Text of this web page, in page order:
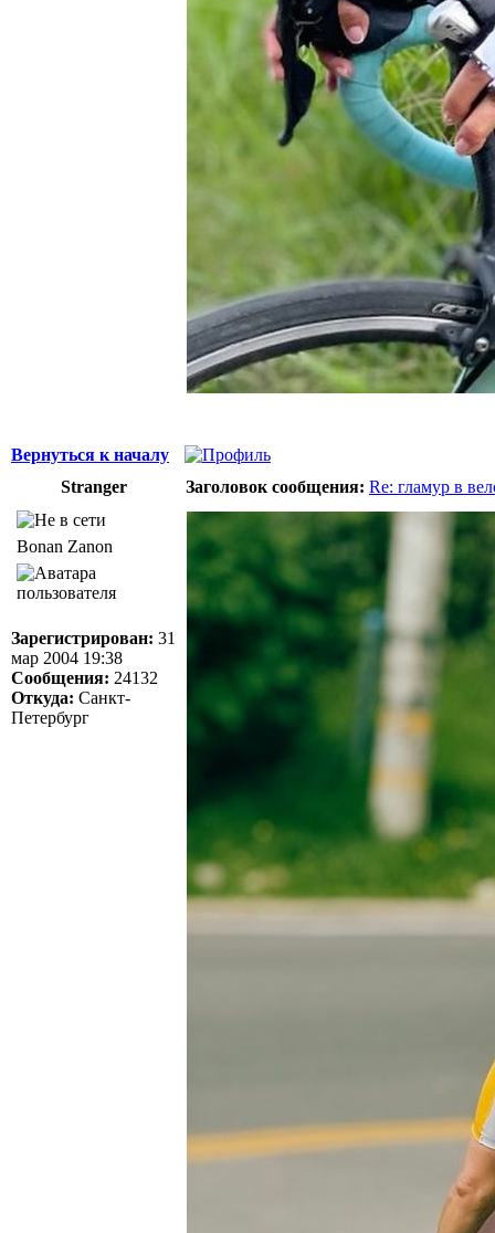
Вернуться к началу
Stranger
Заголовок сообщения: Re: гламур в
Bonan Zanon
Зарегистрирован: 31
мар 2004 19:38
Сообщения: 24132
Откуда: Санкт-
Петербург